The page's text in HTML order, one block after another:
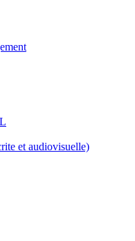
et audiovisuelle)